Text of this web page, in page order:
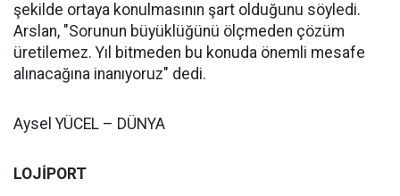
şekilde ortaya konulmasının şart olduğunu söyledi.
Arslan, "Sorunun büyüklüğünü ölçmeden çözüm
üretilemez. Yıl bitmeden bu konuda önemli mesafe
alınacağına inanıyoruz" dedi.
Aysel YÜCEL – DÜNYA
LOJİPORT